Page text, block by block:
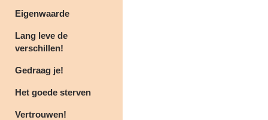
Eigenwaarde
Lang leve de
verschillen!
Gedraag je!
Het goede sterven
Vertrouwen!